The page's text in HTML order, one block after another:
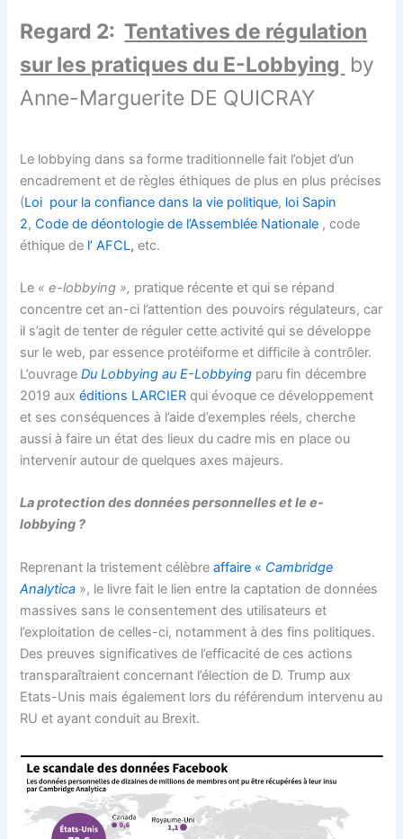
Regard 2: Tentatives de régulation
sur les pratiques du E-Lobbying by
Anne-Marguerite DE QUICRAY
Le lobbying dans sa forme traditionnelle fait l’objet d’un
encadrement et de règles éthiques de plus en plus précises
(Loi pour la confiance dans la vie politique, loi Sapin
2, Code de déontologie de l’Assemblée Nationale , code
éthique de l’ AFCL, etc.
Le « e-lobbying », pratique récente et qui se répand
concentre cet an-ci l’attention des pouvoirs régulateurs, car
il s’agit de tenter de réguler cette activité qui se développe
sur le web, par essence protéiforme et difficile à contrôler.
L’ouvrageDu Lobbying au E-Lobbying paru fin décembre
2019 auxéditions LARCIER qui évoque ce développement
et ses conséquences à l’aide d’exemples réels, cherche
aussi à faire un état des lieux du cadre mis en place ou
intervenir autour de quelques axes majeurs.
La protection des données personnelles et le e-
lobbying ?
Reprenant la tristement célèbreaffaire « Cambridge
Analytica », le livre fait le lien entre la captation de données
massives sans le consentement des utilisateurs et
l’exploitation de celles-ci, notamment à des fins politiques.
Des preuves significatives de l’efficacité de ces actions
transparaîtraient concernant l’élection de D. Trump aux
Etats-Unis mais également lors du référendum intervenu au
RU et ayant conduit au Brexit.